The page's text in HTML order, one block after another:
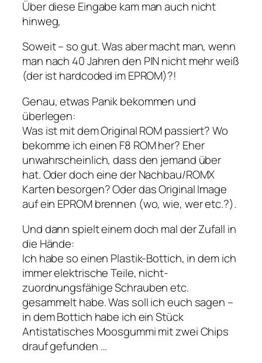
Über diese Eingabe kam man auch nicht
hinweg,
Soweit – so gut. Was aber macht man, wenn
man nach 40 Jahren den PIN nicht mehr weiß
(der ist hardcoded im EPROM)?!
Genau, etwas Panik bekommen und
überlegen:
Was ist mit dem Original ROM passiert? Wo
bekomme ich einen F8 ROM her? Eher
unwahrscheinlich, dass den jemand über
hat. Oder doch eine der Nachbau/ROMX
Karten besorgen? Oder das Original Image
auf ein EPROM brennen (wo, wie, wer etc.?).
Und dann spielt einem doch mal der Zufall in
die Hände:
Ich habe so einen Plastik-Bottich, in dem ich
immer elektrische Teile, nicht-
zuordnungsfähige Schrauben etc.
gesammelt habe. Was soll ich euch sagen –
in dem Bottich habe ich ein Stück
Antistatisches Moosgummi mit zwei Chips
drauf gefunden …